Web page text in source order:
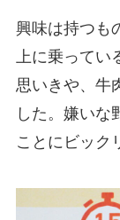
興味は持つも
上に乗ってい
思いきや、牛
した。嫌いな
ことにビック